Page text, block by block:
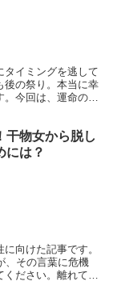
タイミングを逃して
後の祭り。本当に幸
今回は、運命の出
干物女から脱し
には？
向けた記事です。
、その言葉に危機
ださい。離れてい